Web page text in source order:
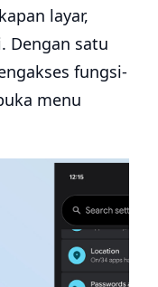
layar,
Dengan satu
fungsi-
menu